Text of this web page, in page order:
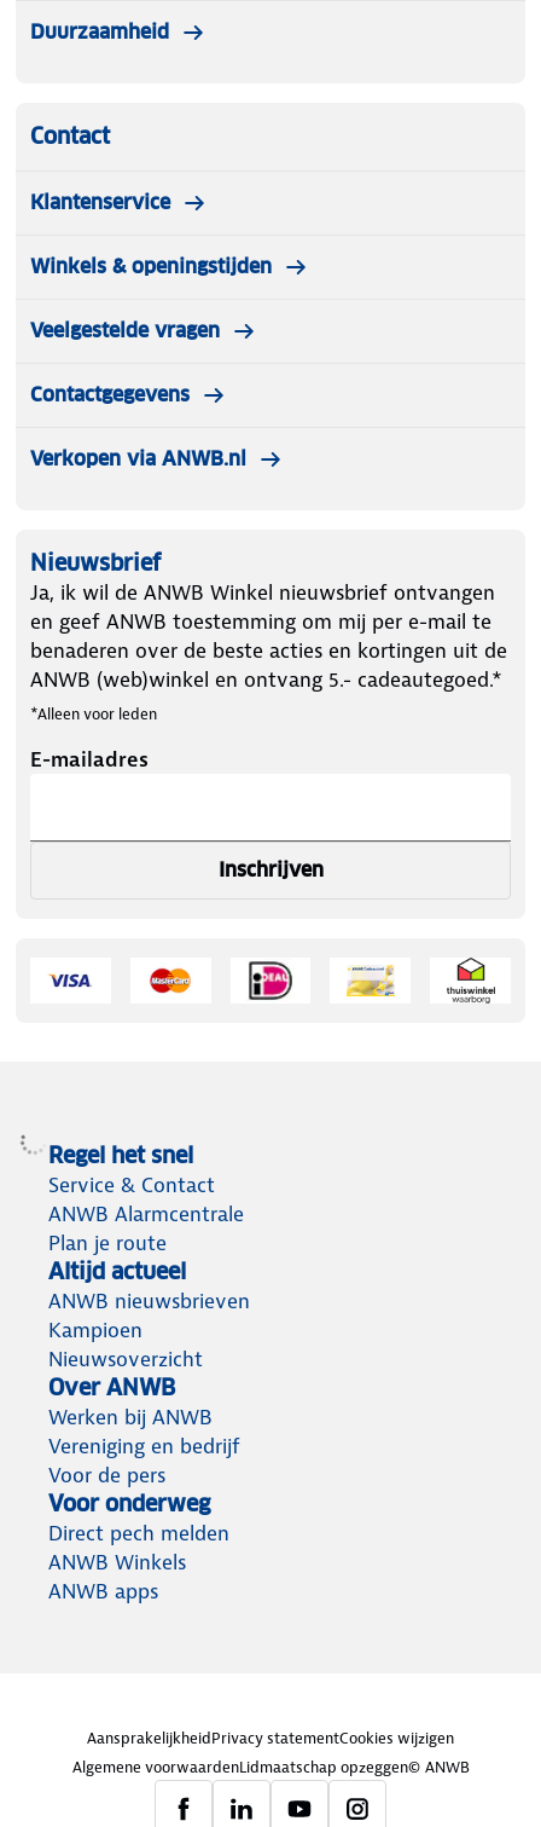
Duurzaamheid
Contact
Klantenservice
Winkels & openingstijden
Veelgestelde vragen
Contactgegevens
Verkopen via ANWB.nl
Nieuwsbrief
Ja, ik wil de ANWB Winkel nieuwsbrief ontvangen
en geef ANWB toestemming om mij per e-mail te
benaderen over de beste acties en kortingen uit de
ANWB (web)winkel en ontvang 5.- cadeautegoed.*
*Alleen voor leden
E-mailadres
Inschrijven
Regel het snel
Service & Contact
ANWB Alarmcentrale
Plan je route
Altijd actueel
ANWB nieuwsbrieven
Kampioen
Nieuwsoverzicht
Over ANWB
Werken bij ANWB
Vereniging en bedrijf
Voor de pers
Voor onderweg
Direct pech melden
ANWB Winkels
ANWB apps
AansprakelijkheidPrivacy statementCookies wijzigen
Algemene voorwaardenLidmaatschap opzeggen© ANWB